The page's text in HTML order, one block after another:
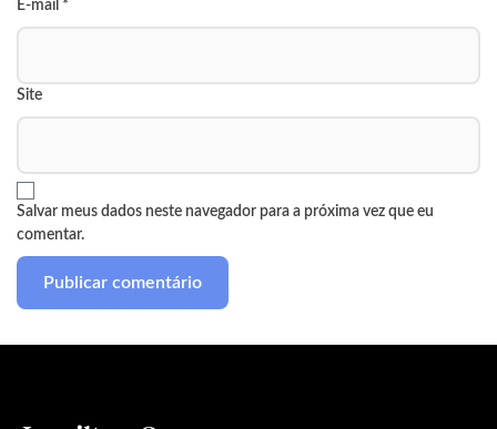
E-mail *
Site
Salvar meus dados neste navegador para a próxima vez que eu
comentar.